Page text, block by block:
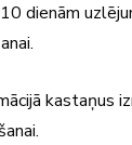
dienām
kastaņus